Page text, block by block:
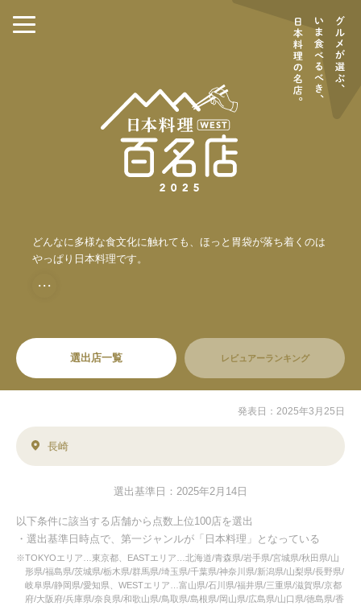
どんなに多様な食文化に触れても、ほっと胃袋が落ち着くのは
やっぱり日本料理です。
・・・
選出店一覧 レビュアーランキング
発表日：2025年3月25日
長崎
選出基準日：2025年2月14日
以下条件に該当する店舗から点数上位100店を選出
・選出基準日時点で、第一ジャンルが「日本料理」となっている
※TOKYOエリア…東京都、EASTエリア…北海道/青森県/岩手県/宮城県/秋田県/山
形県/福島県/茨城県/栃木県/群馬県/埼玉県/千葉県/神奈川県/新潟県/山梨県/長野県/
岐阜県/静岡県/愛知県、WESTエリア…富山県/石川県/福井県/三重県/滋賀県/京都
府/大阪府/兵庫県/奈良県/和歌山県/鳥取県/島根県/岡山県/広島県/山口県/徳島県/香